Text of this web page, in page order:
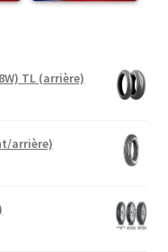
TL (arrière)
arrière)